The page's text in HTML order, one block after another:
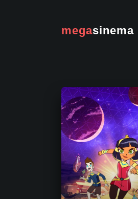
megasinema